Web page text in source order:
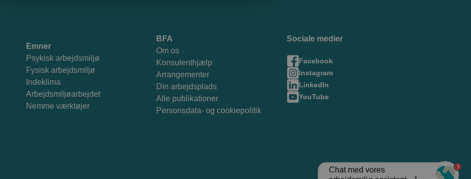
Emner
Psykisk arbejdsmiljø
Fysisk arbejdsmiljø
Indeklima
Arbejdsmiljøarbejdet
Nemme værktøjer
BFA
Om os
Konsulenthjælp
Arrangementer
Din arbejdsplads
Alle publikationer
Personsdata- og cookiepolitik
Sociale medier
Facebook
Instagram
LinkedIn
YouTube
Chat med vores
1